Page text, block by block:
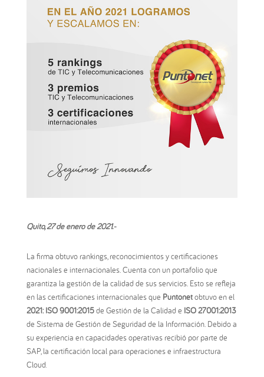
Quito, 27 de enero de 2021.-
La firma obtuvo rankings, reconocimientos y certificaciones
nacionales e internacionales. Cuenta con un portafolio que
garantiza la gestión de la calidad de sus servicios. Esto se refleja
en las certificaciones internacionales que Puntonetobtuvo en el
2021: ISO 9001:2015de Gestión de la Calidad e ISO 27001:2013
de Sistema de Gestión de Seguridad de la Información. Debido a
su experiencia en capacidades operativas recibió por parte de
SAP, la certificación local para operaciones e infraestructura
Cloud.